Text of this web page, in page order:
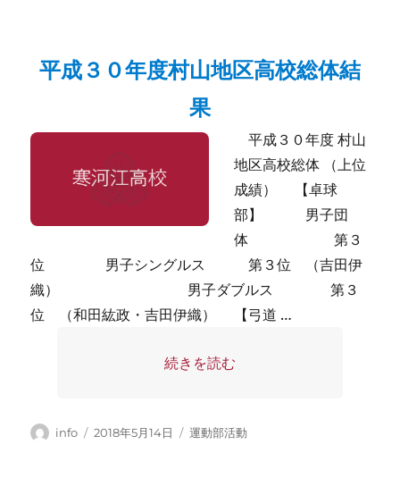
ー
平成３０年度村山地区高校総体結
果
平成３０年度 村山
地区高校総体 （上位
成績） 【卓球
部】 男子団
体 第３
位 男子シングルス 第３位 （吉田伊
織） 男子ダブルス 第３
位 （和田紘政・吉田伊織） 【弓道 …
“平成３０年度村山地区高校総体結
続きを読む
投
info
投
2018年5月14日
カ
運動部活動